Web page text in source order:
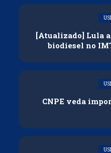
[Atualizado] Lula
biodiesel no
CNPE veda